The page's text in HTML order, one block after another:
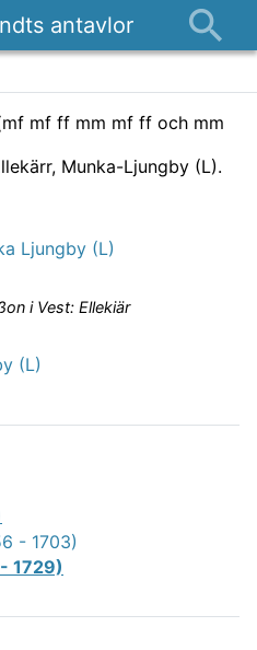
antavlor
mf mf ff mm mf ff och mm
Munka-Ljungby (L).
Ljungby (L)
i Vest: Ellekiär
(L)
- 1703)
1729)